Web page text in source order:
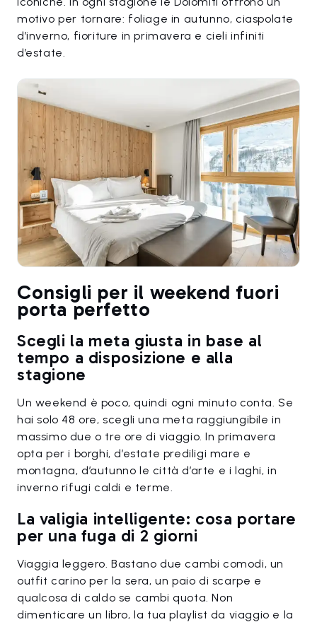
motivo per tornare: foliage in autunno, ciaspolate
d’inverno, fioriture in primavera e cieli infiniti
d’estate.
Consigli per il weekend fuori
porta perfetto
Scegli la meta giusta in base al
tempo a disposizione e alla
stagione
Un weekend è poco, quindi ogni minuto conta. Se
hai solo 48 ore, scegli una meta raggiungibile in
massimo due o tre ore di viaggio. In primavera
opta per i borghi, d’estate prediligi mare e
montagna, d’autunno le città d’arte e i laghi, in
inverno rifugi caldi e terme.
La valigia intelligente: cosa portare
per una fuga di 2 giorni
Viaggia leggero. Bastano due cambi comodi, un
outfit carino per la sera, un paio di scarpe e
qualcosa di caldo se cambi quota. Non
dimenticare un libro, la tua playlist da viaggio e la